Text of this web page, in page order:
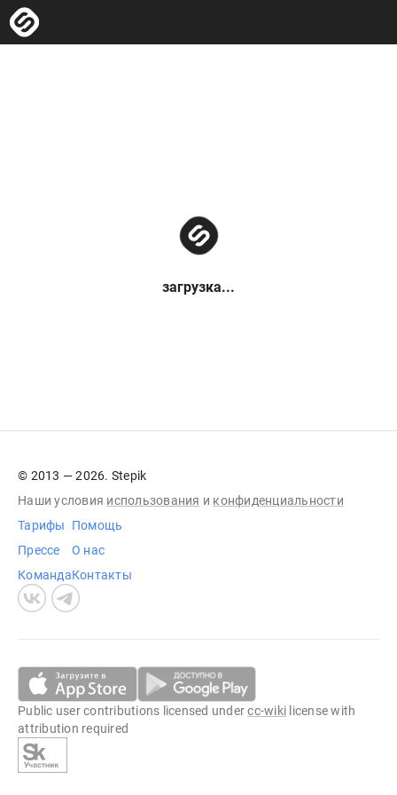
загрузка...
© 2013 — 2026. Stepik
Наши условия использования и конфиденциальности
Тарифы
Прессе
Команда
Помощь
О нас
Контакты
Public user contributions licensed undercc-wiki license with
attribution required